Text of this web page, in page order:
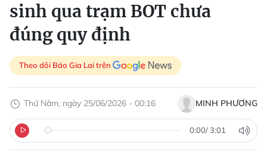
sinh qua trạm BOT chưa
đúng quy định
Theo dõi Báo Gia Lai trên
Thứ Năm, ngày 25/06/2026 - 00:16 MINH PHƯƠNG
0:00/ 3:01